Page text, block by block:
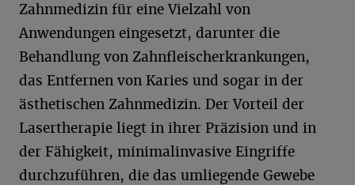
Zahnmedizin für eine Vielzahl von
Anwendungen eingesetzt, darunter die
Behandlung von Zahnfleischerkrankungen,
das Entfernen von Karies und sogar in der
ästhetischen Zahnmedizin. Der Vorteil der
Lasertherapie liegt in ihrer Präzision und in
der Fähigkeit, minimalinvasive Eingriffe
durchzuführen, die das umliegende Gewebe